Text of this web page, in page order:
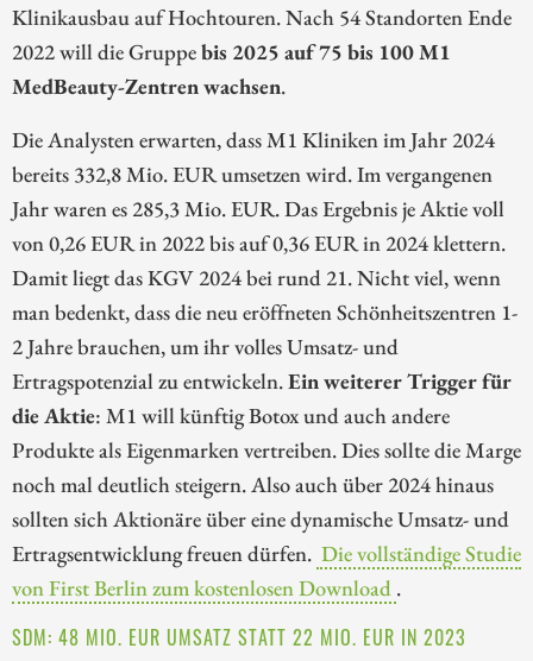
Klinikausbau auf Hochtouren. Nach 54 Standorten Ende
2022 will die Gruppebis 2025 auf 75 bis 100 M1
MedBeauty-Zentren wachsen.
Die Analysten erwarten, dass M1 Kliniken im Jahr 2024
bereits 332,8 Mio. EUR umsetzen wird. Im vergangenen
Jahr waren es 285,3 Mio. EUR. Das Ergebnis je Aktie voll
von 0,26 EUR in 2022 bis auf 0,36 EUR in 2024 klettern.
Damit liegt das KGV 2024 bei rund 21. Nicht viel, wenn
man bedenkt, dass die neu eröffneten Schönheitszentren 1-
2 Jahre brauchen, um ihr volles Umsatz- und
Ertragspotenzial zu entwickeln.Ein weiterer Trigger für
die Aktie: M1 will künftig Botox und auch andere
Produkte als Eigenmarken vertreiben. Dies sollte die Marge
noch mal deutlich steigern. Also auch über 2024 hinaus
sollten sich Aktionäre über eine dynamische Umsatz- und
Ertragsentwicklung freuen dürfen. Die vollständige Studie
von First Berlin zum kostenlosen Download .
SDM: 48 MIO. EUR UMSATZ STATT 22 MIO. EUR IN 2023